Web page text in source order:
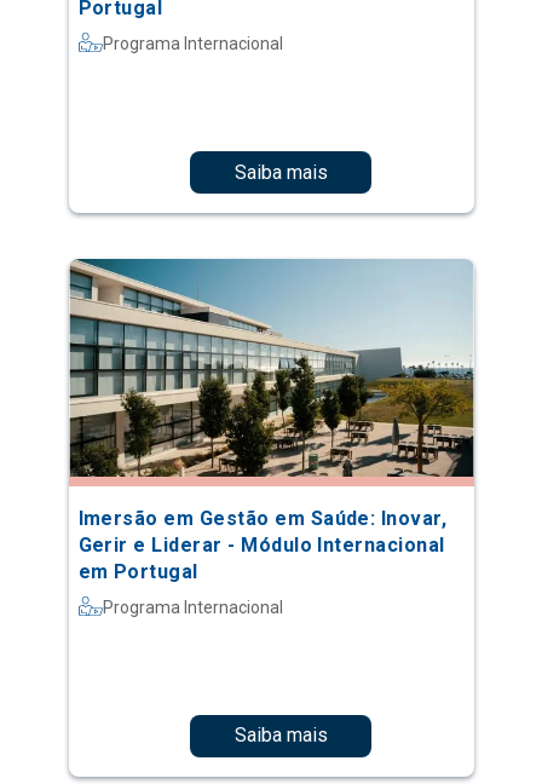
Portugal
Programa Internacional
Saiba mais
Imersão em Gestão em Saúde: Inovar,
Gerir e Liderar - Módulo Internacional
em Portugal
Programa Internacional
Saiba mais